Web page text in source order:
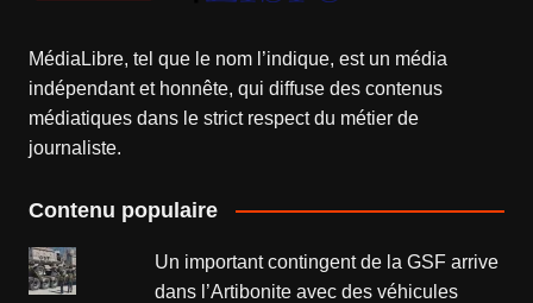
MédiaLibre, tel que le nom l’indique, est un média
indépendant et honnête, qui diffuse des contenus
médiatiques dans le strict respect du métier de
journaliste.
Contenu populaire
Un important contingent de la GSF arrive
dans l’Artibonite avec des véhicules